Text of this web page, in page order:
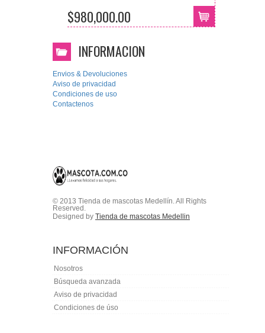
$980,000.00
INFORMACION
Envios & Devoluciones
Aviso de privacidad
Condiciones de uso
Contactenos
© 2013 Tienda de mascotas Medellín. All Rights
Reserved.
Designed by Tienda de mascotas Medellin
INFORMACIÓN
Nosotros
Búsqueda avanzada
Aviso de privacidad
Condiciones de úso